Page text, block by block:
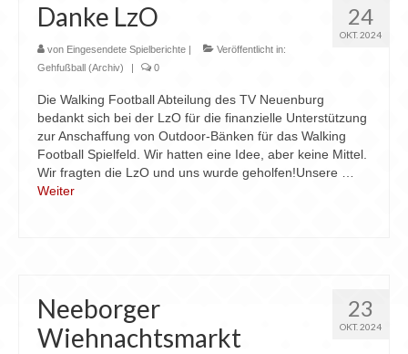
Sportanlagen
Sponsoren
Chronik
Archiv
24
OKT. 2024
Danke LzO
von Eingesendete Spielberichte |
Veröffentlicht in:
Gehfußball (Archiv)
| 0
Die Walking Football Abteilung des TV Neuenburg
bedankt sich bei der LzO für die finanzielle Unterstützung
zur Anschaffung von Outdoor-Bänken für das Walking
Football Spielfeld. Wir hatten eine Idee, aber keine Mittel.
Wir fragten die LzO und uns wurde geholfen!Unsere …
Weiter
23
OKT. 2024
Neeborger
Wiehnachtsmarkt